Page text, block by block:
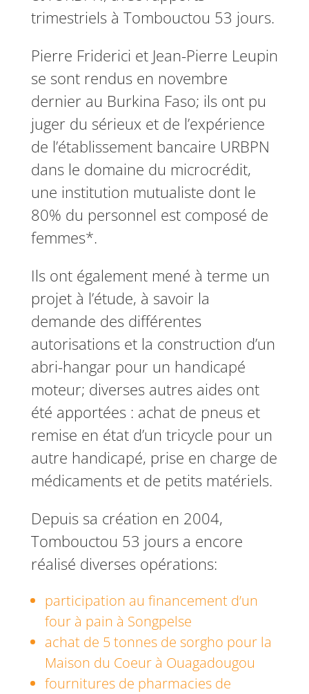
trimestriels à Tombouctou 53 jours.
Pierre Friderici et Jean-Pierre Leupin
se sont rendus en novembre
dernier au Burkina Faso; ils ont pu
juger du sérieux et de l’expérience
de l’établissement bancaire URBPN
dans le domaine du microcrédit,
une institution mutualiste dont le
80% du personnel est composé de
femmes*.
Ils ont également mené à terme un
projet à l’étude, à savoir la
demande des différentes
autorisations et la construction d’un
abri-hangar pour un handicapé
moteur; diverses autres aides ont
été apportées : achat de pneus et
remise en état d’un tricycle pour un
autre handicapé, prise en charge de
médicaments et de petits matériels.
Depuis sa création en 2004,
Tombouctou 53 jours a encore
réalisé diverses opérations:
participation au financement d’un
four à pain à Songpelse
achat de 5 tonnes de sorgho pour la
Maison du Coeur à Ouagadougou
fournitures de pharmacies de